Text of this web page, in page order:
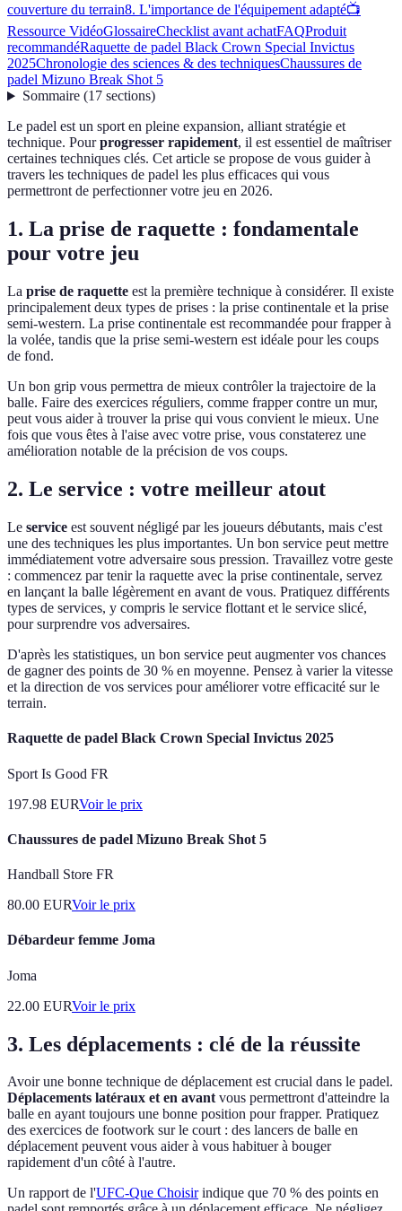
couverture du terrain8. L'importance de l'équipement adapté📺
Ressource VidéoGlossaireChecklist avant achatFAQProduit
recommandéRaquette de padel Black Crown Special Invictus
2025Chronologie des sciences & des techniquesChaussures de
padel Mizuno Break Shot 5
Sommaire(17 sections)
Le padel est un sport en pleine expansion, alliant stratégie et
technique. Pourprogresser rapidement, il est essentiel de maîtriser
certaines techniques clés. Cet article se propose de vous guider à
travers les techniques de padel les plus efficaces qui vous
permettront de perfectionner votre jeu en 2026.
1. La prise de raquette : fondamentale
pour votre jeu
La prise de raquette est la première technique à considérer. Il existe
principalement deux types de prises : la prise continentale et la prise
semi-western. La prise continentale est recommandée pour frapper à
la volée, tandis que la prise semi-western est idéale pour les coups
de fond.
Un bon grip vous permettra de mieux contrôler la trajectoire de la
balle. Faire des exercices réguliers, comme frapper contre un mur,
peut vous aider à trouver la prise qui vous convient le mieux. Une
fois que vous êtes à l'aise avec votre prise, vous constaterez une
amélioration notable de la précision de vos coups.
2. Le service : votre meilleur atout
Le service est souvent négligé par les joueurs débutants, mais c'est
une des techniques les plus importantes. Un bon service peut mettre
immédiatement votre adversaire sous pression. Travaillez votre geste
: commencez par tenir la raquette avec la prise continentale, servez
en lançant la balle légèrement en avant de vous. Pratiquez différents
types de services, y compris le service flottant et le service slicé,
pour surprendre vos adversaires.
D'après les statistiques, un bon service peut augmenter vos chances
de gagner des points de 30 % en moyenne. Pensez à varier la vitesse
et la direction de vos services pour améliorer votre efficacité sur le
terrain.
Raquette de padel Black Crown Special Invictus 2025
Sport Is Good FR
197.98 EURVoir le prix
Chaussures de padel Mizuno Break Shot 5
Handball Store FR
80.00 EURVoir le prix
Débardeur femme Joma
Joma
22.00 EURVoir le prix
3. Les déplacements : clé de la réussite
Avoir une bonne technique de déplacement est crucial dans le padel.
Déplacements latéraux et en avantvous permettront d'atteindre la
balle en ayant toujours une bonne position pour frapper. Pratiquez
des exercices de footwork sur le court : des lancers de balle en
déplacement peuvent vous aider à vous habituer à bouger
rapidement d'un côté à l'autre.
Un rapport de l'UFC-Que Choisirindique que 70 % des points en